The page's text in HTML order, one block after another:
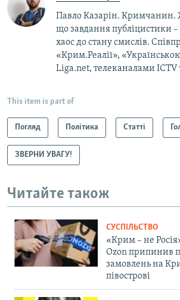
Павло Казарін. Кримчанин.
що завдання публіцистики
хаос до стану смислів.
«Крим.Реалії»,
Liga.net, телеканалами ICTV
This item is part of
Погляд Політика Статті
ЗВЕРНИ УВАГУ!
Читайте також
СУСПІЛЬСТВО
«Крим – не
Ozon припинив
замовлень на
півострові